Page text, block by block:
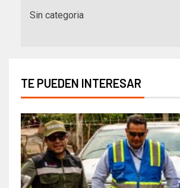
Sin categoria
TE PUEDEN INTERESAR